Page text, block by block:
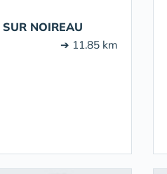
NOIREAU
➔ 11.85 km